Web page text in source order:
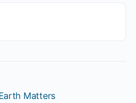
Matters